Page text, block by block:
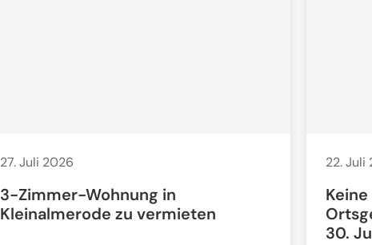
27. Juli 2026
3-Zimmer-Wohnung in
Kleinalmerode zu vermieten
22. Juli
30.